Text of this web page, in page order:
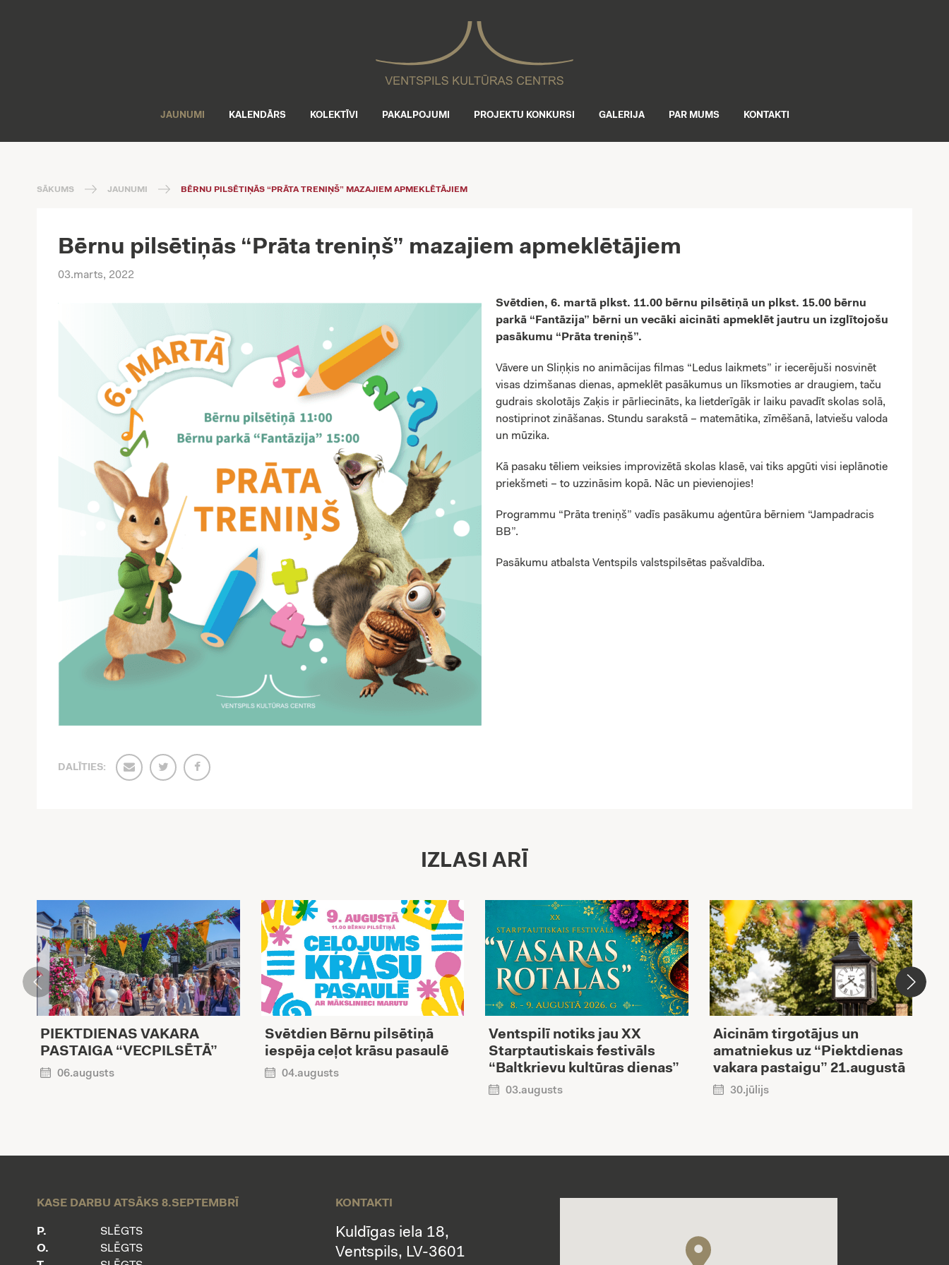
JAUNUMI KALENDĀRS KOLEKTĪVI PAKALPOJUMI PROJEKTU KONKURSI GALERIJA PAR MUMS KONTAKTI
SĀKUMS JAUNUMI BĒRNU PILSĒTIŅĀS “PRĀTA TRENIŅŠ” MAZAJIEM APMEKLĒTĀJIEM
Bērnu pilsētiņās “Prāta treniņš” mazajiem apmeklētājiem
03.marts, 2022
Svētdien, 6. martā plkst. 11.00 bērnu pilsētiņā un plkst. 15.00 bērnu
parkā “Fantāzija” bērni un vecāki aicināti apmeklēt jautru un izglītojošu
pasākumu “Prāta treniņš”.
Vāvere un Sliņķis no animācijas filmas “Ledus laikmets” ir iecerējuši nosvinēt
visas dzimšanas dienas, apmeklēt pasākumus un līksmoties ar draugiem, taču
gudrais skolotājs Zaķis ir pārliecināts, ka lietderīgāk ir laiku pavadīt skolas solā,
nostiprinot zināšanas. Stundu sarakstā – matemātika, zīmēšanā, latviešu valoda
un mūzika.
Kā pasaku tēliem veiksies improvizētā skolas klasē, vai tiks apgūti visi ieplānotie
priekšmeti – to uzzināsim kopā. Nāc un pievienojies!
Programmu “Prāta treniņš” vadīs pasākumu aģentūra bērniem “Jampadracis
BB”.
Pasākumu atbalsta Ventspils valstspilsētas pašvaldība.
DALĪTIES:
IZLASI ARĪ
PIEKTDIENAS VAKARA
PASTAIGA “VECPILSĒTĀ”
06.augusts
Svētdien Bērnu pilsētiņā
iespēja ceļot krāsu pasaulē
04.augusts
Ventspilī notiks jau XX
Starptautiskais festivāls
“Baltkrievu kultūras dienas”
03.augusts
Aicinām tirgotājus un
amatniekus uz “Piektdienas
vakara pastaigu” 21.augustā
30.jūlijs
KASE DARBU ATSĀKS 8.SEPTEMBRĪ
P.
SLĒGTS
O.
SLĒGTS
KONTAKTI
Kuldīgas iela 18,
Ventspils, LV-3601